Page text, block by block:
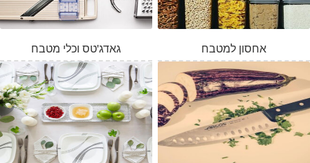
גאדג'טס וכלי מטבח אחסון למטבח